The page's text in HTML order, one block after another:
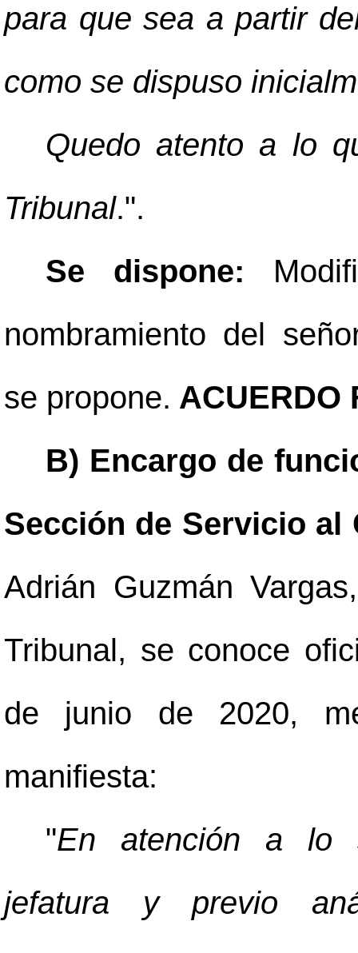
para que sea a partir
como se dispuso
Quedo atento a lo
Tribunal.".
Se dispone:
nombramiento del
se propone. ACUERDO
B) Encargo de
Sección de Servicio al
Adrián Guzmán
Tribunal, se conoce
de junio de 2020,
manifiesta:
"En atención a lo
jefatura y previo